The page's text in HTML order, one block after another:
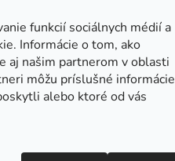
funkcií sociálnych médií a
Informácie o tom, ako
aj našim partnerom v oblasti
môžu príslušné informácie
alebo ktoré od vás